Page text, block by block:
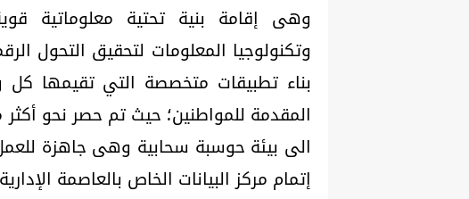
وهى إقامة بنية تحتية معلوماتية
وتكنولوجيا المعلومات لتحقيق التحول
بناء تطبيقات متخصصة التي تقيمها كل
الى بيئة حوسبة سحابية وهى جاهزة للعمل
إتمام مركز البيانات الخاص بالعاصمة